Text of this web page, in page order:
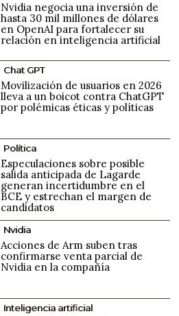
Nvidia negocia una inversión de
hasta 30 mil millones de dólares
en OpenAI para fortalecer su
relación en inteligencia artificial
Chat GPT
Movilización de usuarios en 2026
lleva a un boicot contra ChatGPT
por polémicas éticas y políticas
Política
Especulaciones sobre posible
salida anticipada de Lagarde
generan incertidumbre en el
BCE y estrechan el margen de
candidatos
Nvidia
Acciones de Arm suben tras
confirmarse venta parcial de
Nvidia en la compañía
Inteligencia artificial